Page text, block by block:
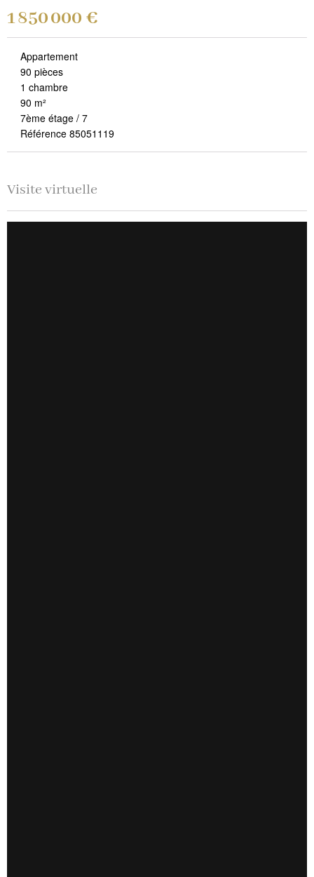
1 850 000 €
Appartement
90 pièces
1 chambre
90 m²
7ème étage / 7
Référence 85051119
Visite virtuelle